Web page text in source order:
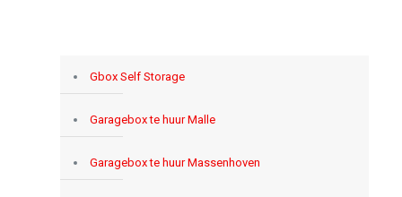
Gbox Self Storage
Garagebox te huur Malle
Garagebox te huur Massenhoven